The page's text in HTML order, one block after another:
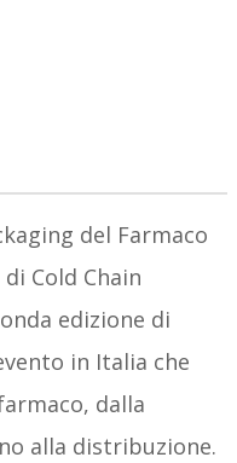
del Farmaco
Cold Chain
edizione di
in Italia che
dalla
alla distribuzione.